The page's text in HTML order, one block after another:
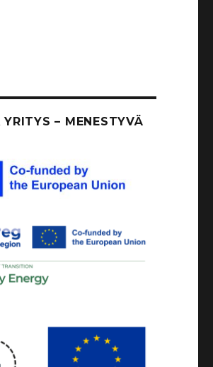
YRITYS – MENESTYVÄ